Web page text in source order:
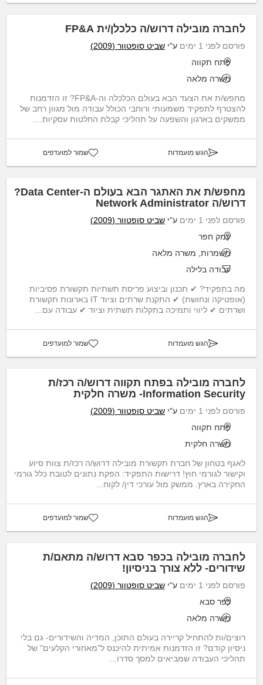
לחברה מובילה דרוש/ה כלכלן/ית FP&A
פורסם לפני 1 ימים ע"י שביט סופטוור (2009)
פתח תקווה
משרה מלאה
מחפש/ת את הצעד הבא בעולם הכלכלה וה-FP&A? זו הזדמנות
להצטרף לתפקיד משמעותי ורוחבי הכולל עבודה מול מגוון רחב של
ממשקים בארגון והשפעה על תהליכי קבלת החלטות עסקיות....
הגש מועמדות שמור למועדפים
מחפש/ת את האתגר הבא בעולם ה-Data Center?
דרוש/ה Network Administrator
פורסם לפני 1 ימים ע"י שביט סופטוור (2009)
עמק חפר
משמרות, משרה מלאה
עבודה בלילה
מה בתפקיד? ✔ תכנון וביצוע פריסת תשתיות תקשורת פסיביות
(אופטיקה ונחושת) ✔ התקנת שרתים וציוד IT בארונות תקשורת
ושרתים ✔ ליווי ותמיכה בתקלות תשתית וציוד ✔ עבודה עם...
הגש מועמדות שמור למועדפים
לחברה מובילה בפתח תקווה דרוש/ה רכז/ת
Information Security- משרה חלקית
פורסם לפני 1 ימים ע"י שביט סופטוור (2009)
פתח תקווה
משרה חלקית
לאגף בטחון של חברת תקשורת מובילה דרוש/ה רכז/ת צוות סיוע
וקישור לגורמי חוץ! דרישות התפקיד: הפקת נתונים לטובת כלל גורמי
החקירה בארץ. ממשק מול עורכי דין/ לקוח...
הגש מועמדות שמור למועדפים
לחברה מובילה בכפר סבא דרוש/ה מתאם/ת
שידורים- ללא צורך בניסיון!
פורסם לפני 1 ימים ע"י שביט סופטוור (2009)
כפר סבא
משרה מלאה
רוצים/ות להתחיל קריירה בעולם התוכן, המדיה והשידורים- גם בלי
ניסיון קודם? זו הזדמנות אמיתית להיכנס ל"מאחורי הקלעים" של
תהליכי העבודה שמביאים למסך סדרו...